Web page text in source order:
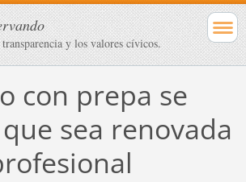
y los valores cívicos.
con prepa se
sea renovada